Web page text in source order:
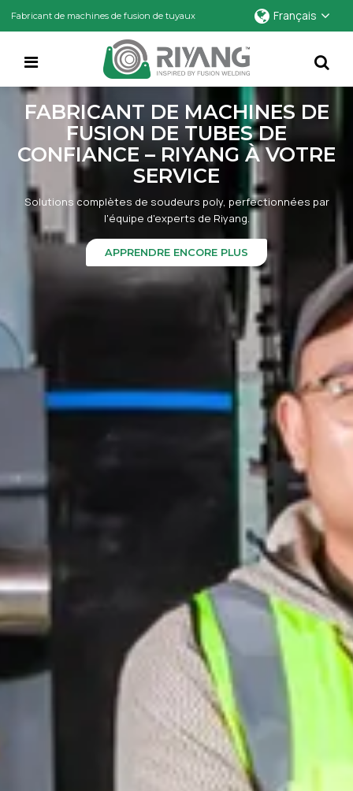
Fabricant de machines de fusion de tuyaux Français